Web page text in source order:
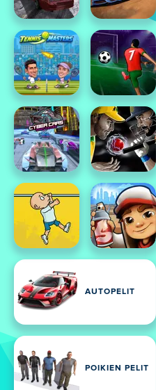
AUTOPELIT
POIKIEN PELIT